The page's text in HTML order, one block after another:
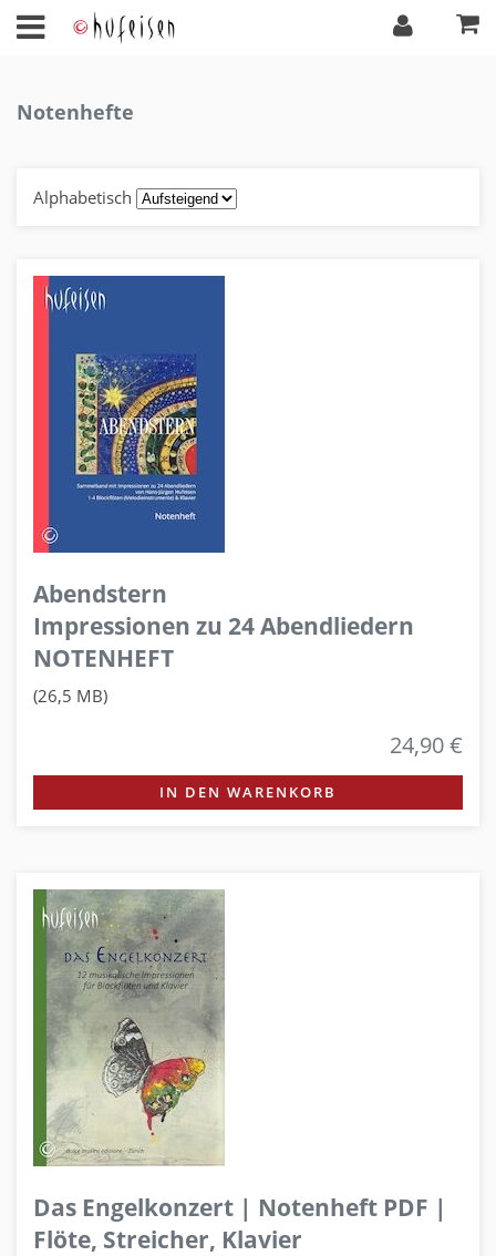
Notenhefte
Alphabetisch
Abendstern
Impressionen zu 24 Abendliedern
NOTENHEFT
(26,5 MB)
24,90 €
IN DEN WARENKORB
Das Engelkonzert | Notenheft PDF |
Flöte, Streicher, Klavier